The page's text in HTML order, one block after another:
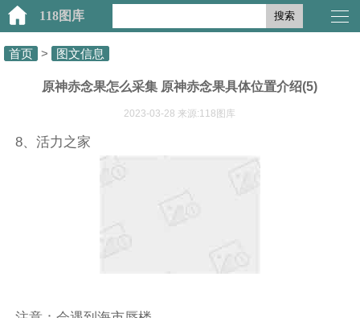
118图库 搜索
首页 > 图文信息
原神赤念果怎么采集 原神赤念果具体位置介绍(5)
2023-03-28 来源:118图库
8、活力之家